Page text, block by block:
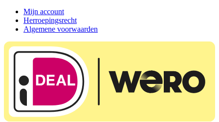
Mijn account
Herroepingsrecht
Algemene voorwaarden